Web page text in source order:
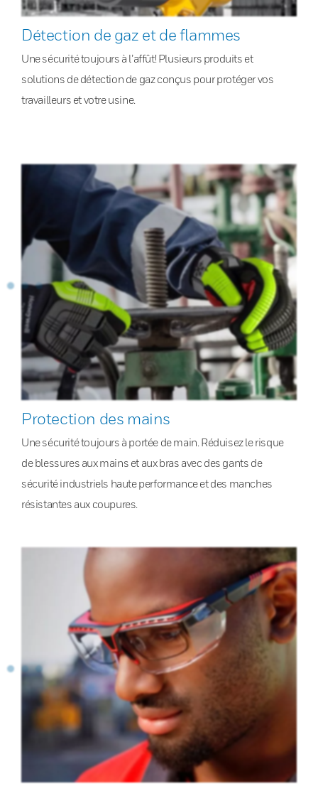
Détection de gaz et de flammes
Une sécurité toujours à l’affût! Plusieurs produits et
solutions de détection de gaz conçus pour protéger vos
travailleurs et votre usine.
Protection des mains
Une sécurité toujours à portée de main. Réduisez le risque
de blessures aux mains et aux bras avec des gants de
sécurité industriels haute performance et des manches
résistantes aux coupures.